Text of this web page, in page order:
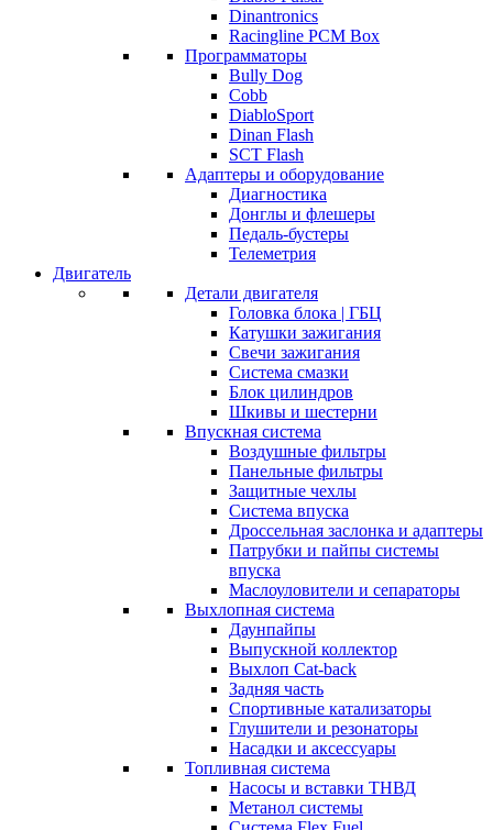
Dinantronics
Racingline PCM Box
Программаторы
Bully Dog
Cobb
DiabloSport
Dinan Flash
SCT Flash
Адаптеры и оборудование
Диагностика
Донглы и флешеры
Педаль-бустеры
Телеметрия
Двигатель
Детали двигателя
Головка блока | ГБЦ
Катушки зажигания
Свечи зажигания
Система смазки
Блок цилиндров
Шкивы и шестерни
Впускная система
Воздушные фильтры
Панельные фильтры
Защитные чехлы
Система впуска
Дроссельная заслонка и адаптеры
Патрубки и пайпы системы
впуска
Маслоуловители и сепараторы
Выхлопная система
Даунпайпы
Выпускной коллектор
Выхлоп Cat-back
Задняя часть
Спортивные катализаторы
Глушители и резонаторы
Насадки и аксессуары
Топливная система
Насосы и вставки ТНВД
Метанол системы